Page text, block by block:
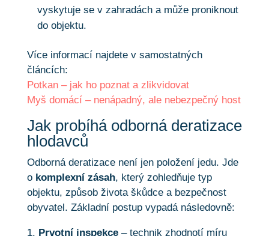
vyskytuje se v zahradách a může proniknout
do objektu.
Více informací najdete v samostatných
článcích:
Potkan – jak ho poznat a zlikvidovat
Myš domácí – nenápadný, ale nebezpečný host
Jak probíhá odborná deratizace
hlodavců
Odborná deratizace není jen položení jedu. Jde
o komplexní zásah, který zohledňuje typ
objektu, způsob života škůdce a bezpečnost
obyvatel. Základní postup vypadá následovně:
Prvotní inspekce– technik zhodnotí míru